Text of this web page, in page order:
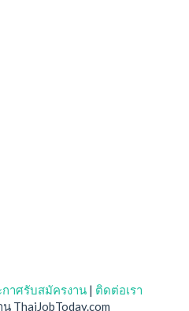
กาศรับสมัครงาน | ติดต่อเรา
ThaiJobToday.com